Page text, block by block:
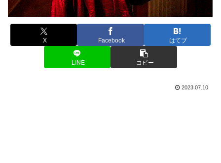
X Facebook はてブ
LINE コピー
2023.07.10